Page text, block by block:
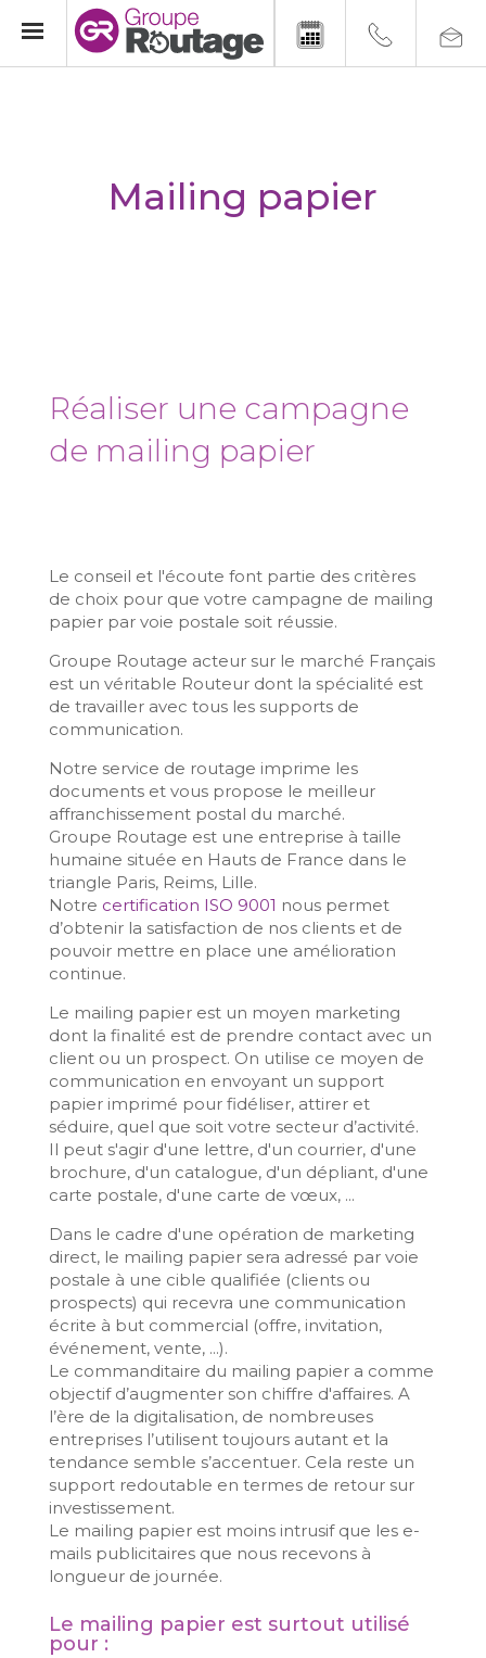
Mailing papier
Réaliser une campagne
de mailing papier
Le conseil et l'écoute font partie des critères
de choix pour que votre campagne de mailing
papier par voie postale soit réussie.
Groupe Routage acteur sur le marché Français
est un véritable Routeur dont la spécialité est
de travailler avec tous les supports de
communication.
Notre service de routage imprime les
documents et vous propose le meilleur
affranchissement postal du marché.
Groupe Routage est une entreprise à taille
humaine située en Hauts de France dans le
triangle Paris, Reims, Lille.
Notre certification ISO 9001 nous permet
d’obtenir la satisfaction de nos clients et de
pouvoir mettre en place une amélioration
continue.
Le mailing papier est un moyen marketing
dont la finalité est de prendre contact avec un
client ou un prospect. On utilise ce moyen de
communication en envoyant un support
papier imprimé pour fidéliser, attirer et
séduire, quel que soit votre secteur d’activité.
Il peut s'agir d'une lettre, d'un courrier, d'une
brochure, d'un catalogue, d'un dépliant, d'une
carte postale, d'une carte de vœux, ...
Dans le cadre d'une opération de marketing
direct, le mailing papier sera adressé par voie
postale à une cible qualifiée (clients ou
prospects) qui recevra une communication
écrite à but commercial (offre, invitation,
événement, vente, ...).
Le commanditaire du mailing papier a comme
objectif d’augmenter son chiffre d'affaires. A
l’ère de la digitalisation, de nombreuses
entreprises l’utilisent toujours autant et la
tendance semble s’accentuer. Cela reste un
support redoutable en termes de retour sur
investissement.
Le mailing papier est moins intrusif que les e-
mails publicitaires que nous recevons à
longueur de journée.
Le mailing papier est surtout utilisé
pour :